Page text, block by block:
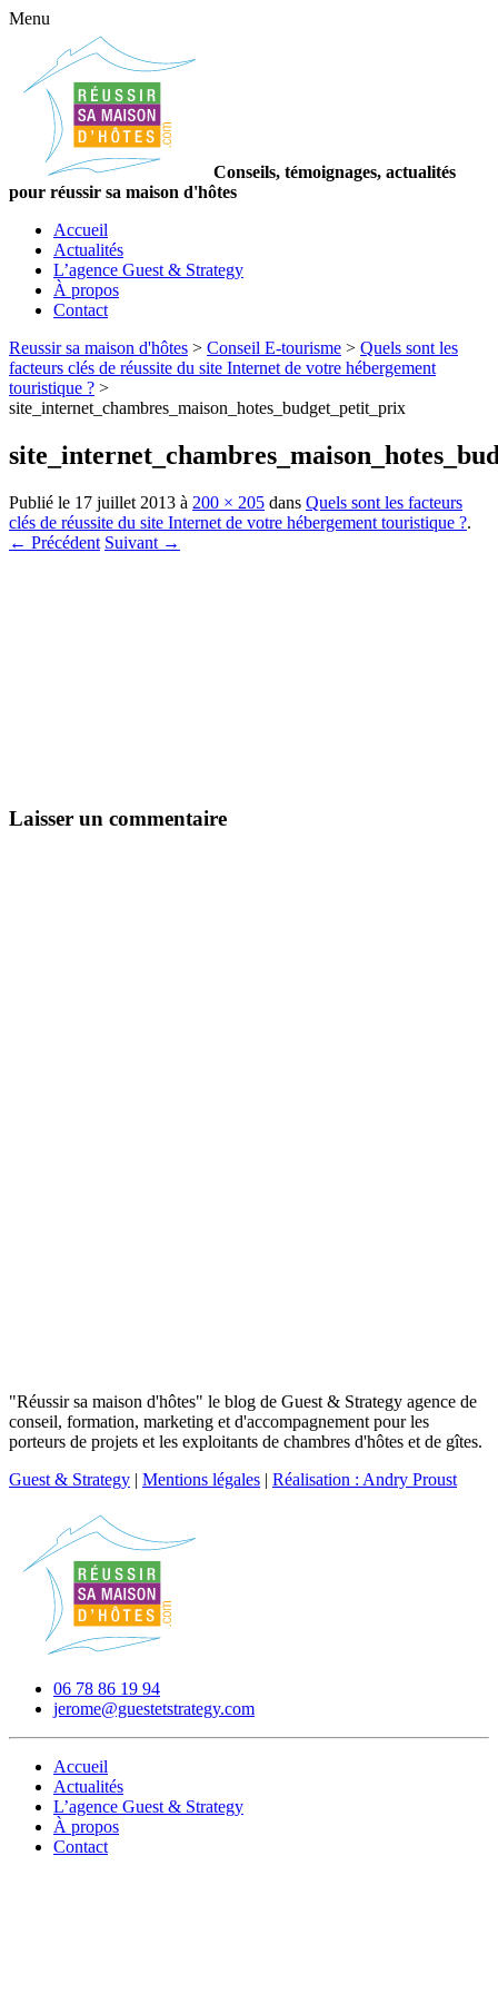
Menu
Conseils, témoignages, actualités
pour réussir sa maison d'hôtes
Accueil
Actualités
L’agence Guest & Strategy
À propos
Contact
Reussir sa maison d'hôtes > Conseil E-tourisme > Quels sont les
facteurs clés de réussite du site Internet de votre hébergement
touristique ? >
site_internet_chambres_maison_hotes_budget_petit_prix
Publié le 17 juillet 2013 à 200 × 205 dans Quels sont les facteurs
clés de réussite du site Internet de votre hébergement touristique ?.
← Précédent Suivant →
Laisser un commentaire
"Réussir sa maison d'hôtes" le blog de Guest & Strategy agence de
conseil, formation, marketing et d'accompagnement pour les
porteurs de projets et les exploitants de chambres d'hôtes et de gîtes.
Guest & Strategy | Mentions légales | Réalisation : Andry Proust
06 78 86 19 94
jerome@guestetstrategy.com
Accueil
Actualités
L’agence Guest & Strategy
À propos
Contact